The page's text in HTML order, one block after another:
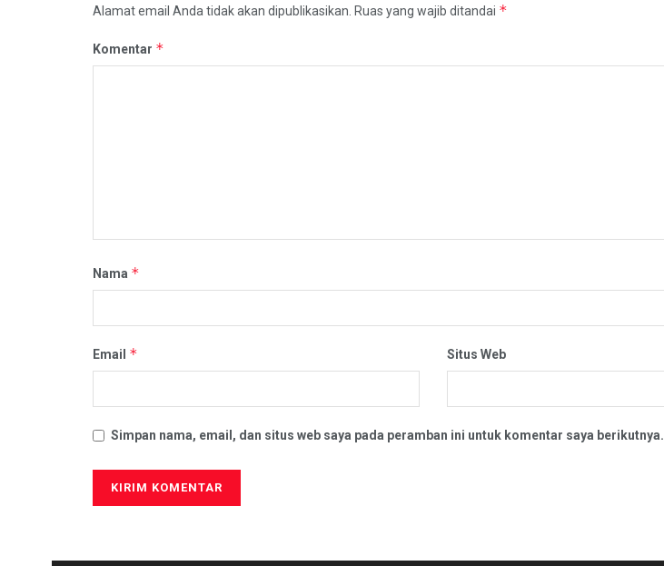
Alamat email Anda tidak akan dipublikasikan. Ruas yang wajib ditandai *
Komentar *
Nama *
Email * Situs Web
Simpan nama, email, dan situs web saya pada peramban ini untuk komentar saya berikutnya.